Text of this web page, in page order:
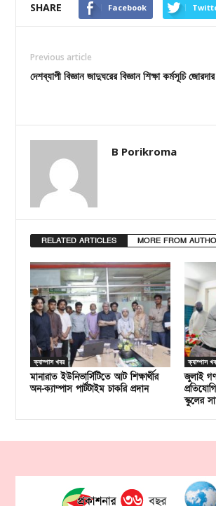
SHARE Facebook
Previous article
দেশব্যাপী বিজ্ঞান জাদুঘরের বিজ্ঞান শিক্ষা কর্মসূচি জোরদার
B Porikroma
RELATED ARTICLES MORE FROM
ক্যাম্পাস খবর
মানারাত ইউনিভার্সিটিতে আট শিক্ষার্থীর
অন-ক্যাম্পাস পার্টটাইম চাকরি প্রদান
ক্যাম্পাস
জুলাই
স্কুলের